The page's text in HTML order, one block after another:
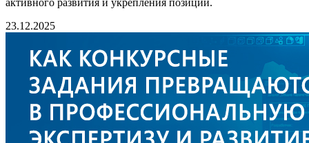
активного развития и укрепления позиций.
23.12.2025